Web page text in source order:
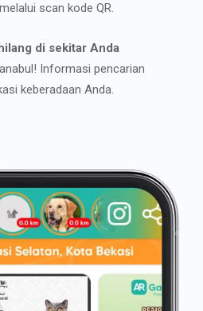
scan kode QR.
di sekitar Anda
Informasi pencarian
keberadaan Anda.